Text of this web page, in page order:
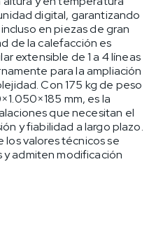
digital, garantizando
en piezas de gran
de la calefacción es
extensible de 1 a 4 líneas
para la ampliación
Con 175 kg de peso
mm, es la
que necesitan el
y fiabilidad a largo plazo.
valores técnicos se
admiten modificación